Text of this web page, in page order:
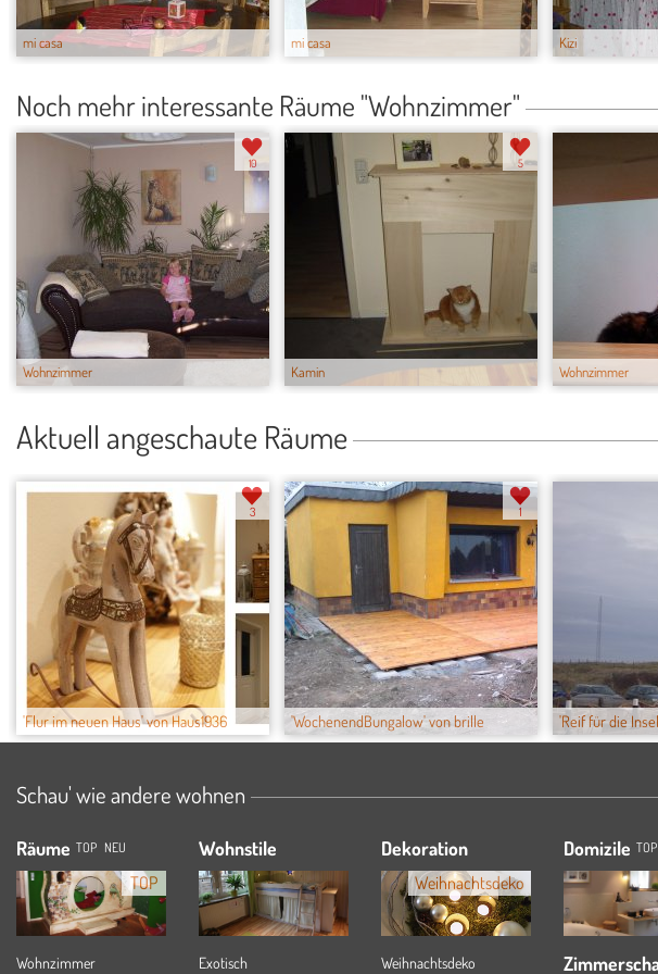
mi casa mi casa Kizi
Noch mehr interessante Räume "Wohnzimmer"
Wohnzimmer
10
Kamin
5
Wohnzimmer
Aktuell angeschaute Räume
'Flur im neuen Haus' von Haus1936
3
'WochenendBungalow' von brille
1
'Reif für die
Schau' wie andere wohnen
Räume TOP NEU
TOP
Wohnzimmer
Wohnstile
Exotisch
Dekoration
Weihnachtsdeko
Weihnachtsdeko
Domizile TOP